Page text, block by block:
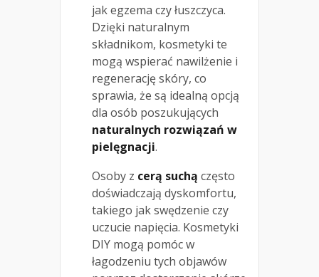
jak egzema czy łuszczyca.
Dzięki naturalnym
składnikom, kosmetyki te
mogą wspierać nawilżenie i
regenerację skóry, co
sprawia, że są idealną opcją
dla osób poszukujących
naturalnych rozwiązań w
pielęgnacji.
Osoby z cerą suchą często
doświadczają dyskomfortu,
takiego jak swędzenie czy
uczucie napięcia. Kosmetyki
DIY mogą pomóc w
łagodzeniu tych objawów